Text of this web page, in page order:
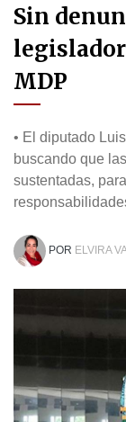
Sin
MDP
• El diputado
buscando que
sustentadas,
POR ELVIRA